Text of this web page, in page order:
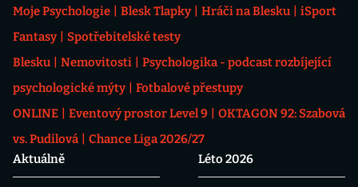
Moje Psychologie Blesk Tlapky Hráči na Blesku
iSport
Fantasy
Spotřebitelské testy
Blesku
Nemovitosti
Psychologika - podcast rozbíjející
psychologické mýty
Fotbalové přestupy
ONLINE
Eventový prostor Level 9
OKTAGON 92: Szabová
vs. Pudilová
Chance Liga 2026/27
Aktuálně
Léto 2026